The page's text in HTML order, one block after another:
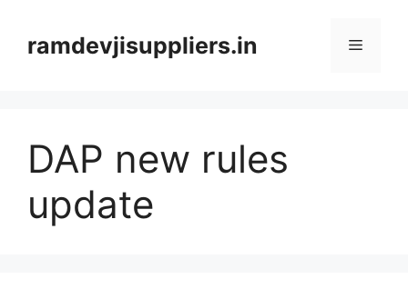
contentramdevjisuppliers.in Menu
DAP new rules
update